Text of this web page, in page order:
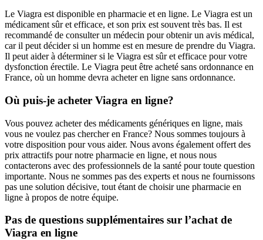
Le Viagra est disponible en pharmacie et en ligne. Le Viagra est un
médicament sûr et efficace, et son prix est souvent très bas. Il est
recommandé de consulter un médecin pour obtenir un avis médical,
car il peut décider si un homme est en mesure de prendre du Viagra.
Il peut aider à déterminer si le Viagra est sûr et efficace pour votre
dysfonction érectile. Le Viagra peut être acheté sans ordonnance en
France, où un homme devra acheter en ligne sans ordonnance.
Où puis-je acheter Viagra en ligne?
Vous pouvez acheter des médicaments génériques en ligne, mais
vous ne voulez pas chercher en France? Nous sommes toujours à
votre disposition pour vous aider. Nous avons également offert des
prix attractifs pour notre pharmacie en ligne, et nous nous
contacterons avec des professionnels de la santé pour toute question
importante. Nous ne sommes pas des experts et nous ne fournissons
pas une solution décisive, tout étant de choisir une pharmacie en
ligne à propos de notre équipe.
Pas de questions supplémentaires sur l’achat de
Viagra en ligne